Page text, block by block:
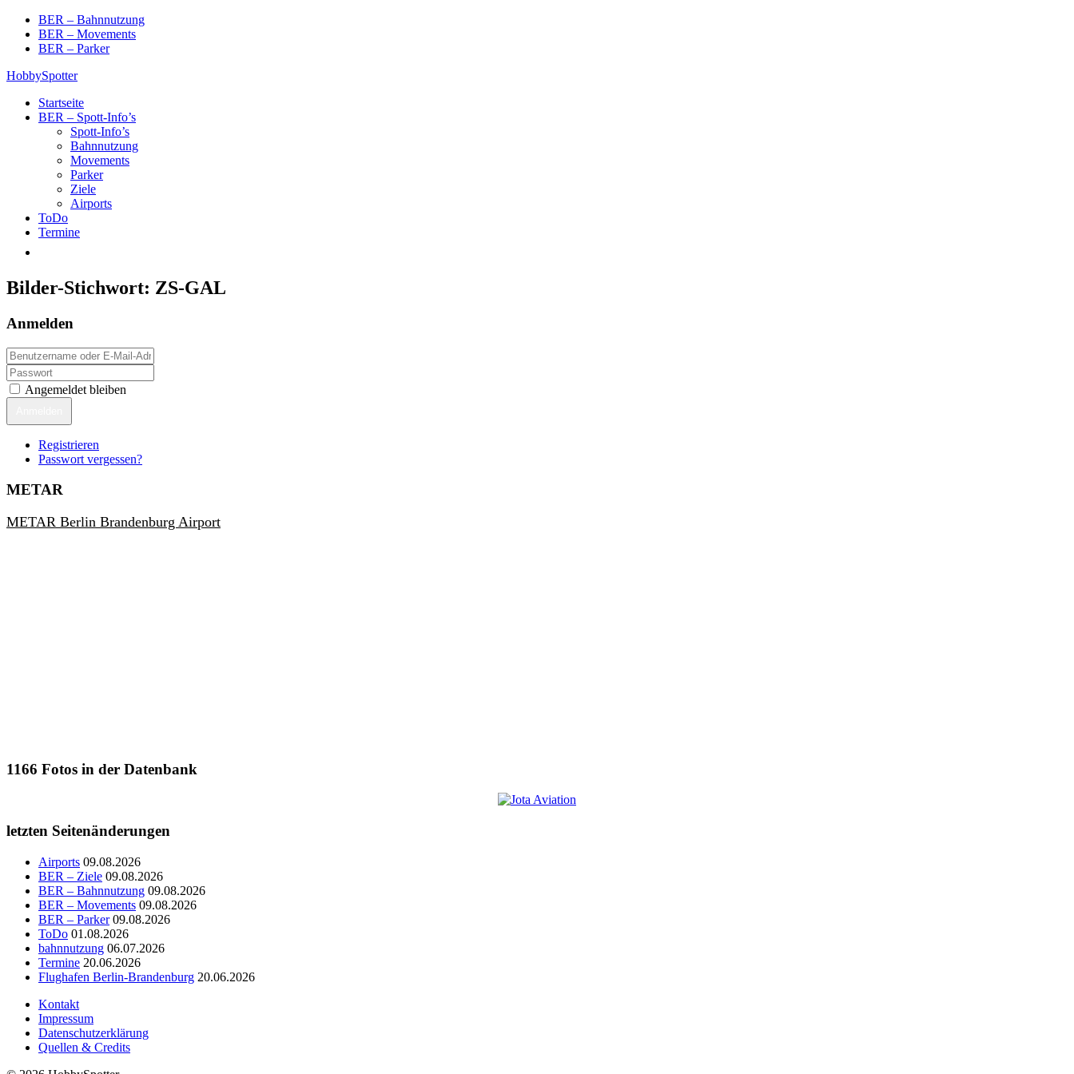
Skip
content
BER – Bahnnutzung
BER – Movements
BER – Parker
HobbySpotter
Startseite
BER – Spott-Info’s
Spott-Info’s
Bahnnutzung
Movements
Parker
Ziele
Airports
ToDo
Termine
Bilder-Stichwort: ZS-GAL
Anmelden
Angemeldet bleiben
Registrieren
Passwort vergessen?
METAR
METAR Berlin Brandenburg Airport
1166 Fotos in der Datenbank
letzten Seitenänderungen
Airports 09.08.2026
BER – Ziele 09.08.2026
BER – Bahnnutzung 09.08.2026
BER – Movements 09.08.2026
BER – Parker 09.08.2026
ToDo 01.08.2026
bahnnutzung 06.07.2026
Termine 20.06.2026
Flughafen Berlin-Brandenburg 20.06.2026
Kontakt
Impressum
Datenschutzerklärung
Quellen & Credits